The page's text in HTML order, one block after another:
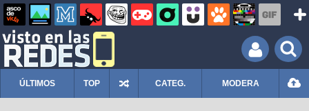
ÚLTIMOS TOP CATEG. MODERA